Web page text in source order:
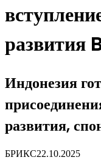
развития
Индонезия
развития,
БРИКС22.10.2025